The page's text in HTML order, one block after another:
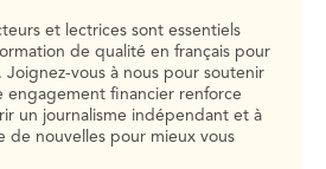
et lectrices sont essentiels
de qualité en français pour
vous à nous pour soutenir
engagement financier renforce
un journalisme indépendant et à
de nouvelles pour mieux vous